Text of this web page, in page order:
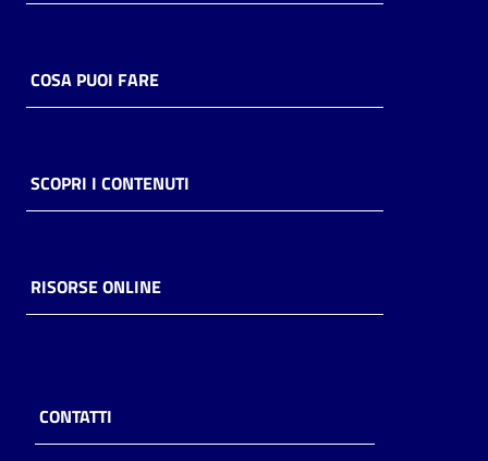
COSA PUOI FARE
SCOPRI I CONTENUTI
RISORSE ONLINE
CONTATTI